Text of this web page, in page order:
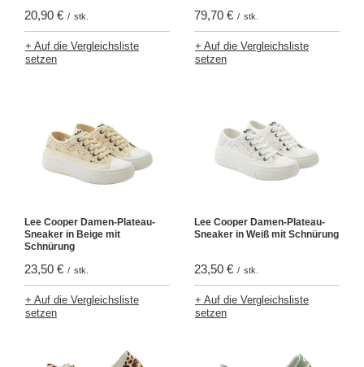
20,90 € / stk.
+ Auf die Vergleichsliste
setzen
79,70 € / stk.
+ Auf die Vergleichsliste
setzen
Lee Cooper Damen-Plateau-
Sneaker in Beige mit
Schnürung
23,50 € / stk.
+ Auf die Vergleichsliste
setzen
Lee Cooper Damen-Plateau-
Sneaker in Weiß mit Schnürung
23,50 € / stk.
+ Auf die Vergleichsliste
setzen